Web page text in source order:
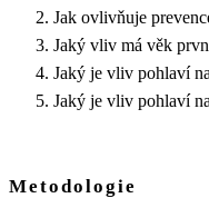
Jak ovlivňuje
Jaký vliv má věk
Jaký je vliv pohlaví
Jaký je vliv pohlaví
Metodologie